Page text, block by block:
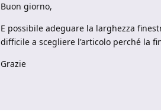
Buon giorno,
E possibile adeguare la larghezza
difficile a scegliere l'articolo perché la
Grazie